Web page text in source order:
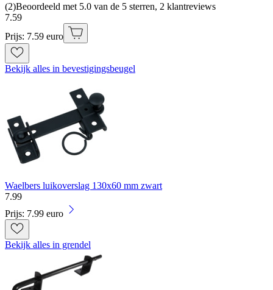
(2)Beoordeeld met 5.0 van de 5 sterren, 2 klantreviews
7.59
Prijs: 7.59 euro
Bekijk alles in bevestigingsbeugel
Waelbers luikoverslag 130x60 mm zwart
7.99
Prijs: 7.99 euro
Bekijk alles in grendel